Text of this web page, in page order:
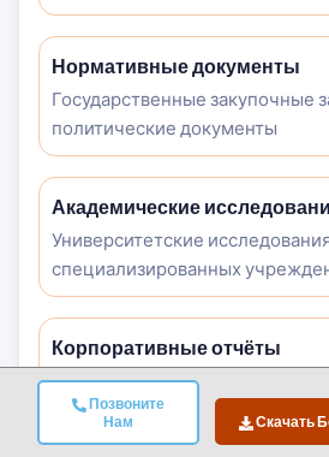
Позвоните
Нам
Скачать
Нормативные документы
Государственные закупочные
политические документы
Академические
Университетские
специализированных
Корпоративные отчёты
Годовые отчёты, презентации
регуляторные документы